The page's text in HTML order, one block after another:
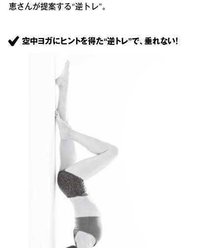
恵さんが提案する“逆トレ”。
空中ヨガにヒントを得た“逆トレ”で、垂れない！